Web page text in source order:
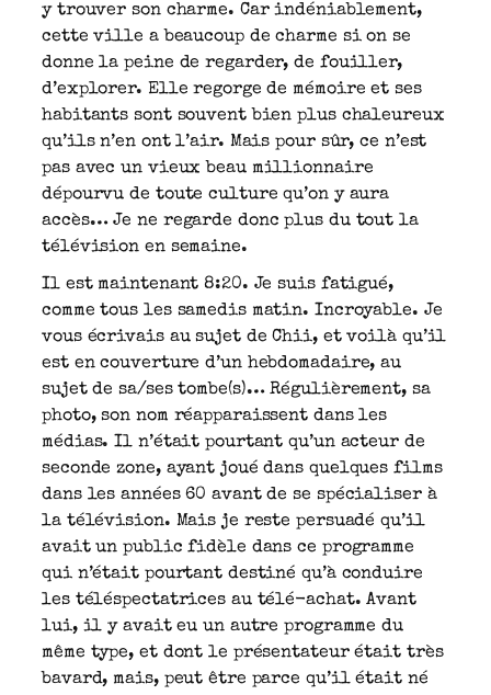
y trouver son charme. Car indéniablement,
cette ville a beaucoup de charme si on se
donne la peine de regarder, de fouiller,
d’explorer. Elle regorge de mémoire et ses
habitants sont souvent bien plus chaleureux
qu’ils n’en ont l’air. Mais pour sûr, ce n’est
pas avec un vieux beau millionnaire
dépourvu de toute culture qu’on y aura
accès… Je ne regarde donc plus du tout la
télévision en semaine.
Il est maintenant 8:20. Je suis fatigué,
comme tous les samedis matin. Incroyable. Je
vous écrivais au sujet de Chii, et voilà qu’il
est en couverture d’un hebdomadaire, au
sujet de sa/ses tombe(s)… Régulièrement, sa
photo, son nom réapparaissent dans les
médias. Il n’était pourtant qu’un acteur de
seconde zone, ayant joué dans quelques films
dans les années 60 avant de se spécialiser à
la télévision. Mais je reste persuadé qu’il
avait un public fidèle dans ce programme
qui n’était pourtant destiné qu’à conduire
les téléspectatrices au télé-achat. Avant
lui, il y avait eu un autre programme du
même type, et dont le présentateur était très
bavard, mais, peut être parce qu’il était né